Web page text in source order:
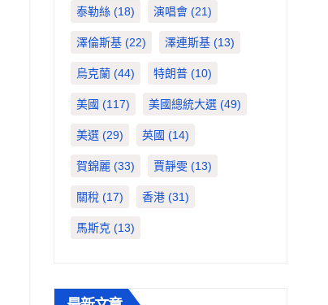
泰勒絲 (18) 演唱會(21)
澤倫斯基(22) 澤連斯基(13)
烏克蘭(44) 特朗普(10)
美國 (117) 美國總統大選(49)
美選(29) 英國 (14)
賀錦麗 (33) 賈靜雯(13)
關稅(17) 香港(31)
馬斯克 (13)